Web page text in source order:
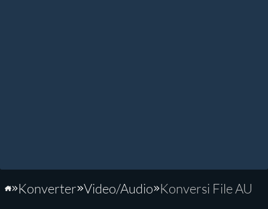
Beranda
Konverter Video/Audio Konversi File AU